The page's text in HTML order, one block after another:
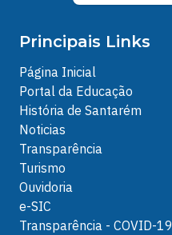
Principais Links
Página Inicial
Portal da Educação
História de Santarém
Noticias
Transparência
Turismo
Ouvidoria
e-SIC
Transparência - COVID-19